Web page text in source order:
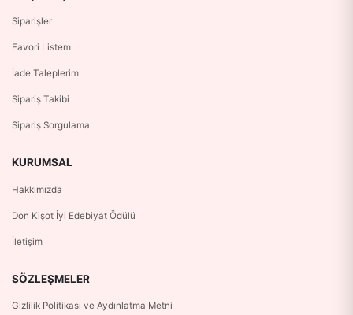
Siparişler
Favori Listem
İade Taleplerim
Sipariş Takibi
Sipariş Sorgulama
KURUMSAL
Hakkımızda
Don Kişot İyi Edebiyat Ödülü
İletişim
SÖZLEŞMELER
Gizlilik Politikası ve Aydınlatma Metni